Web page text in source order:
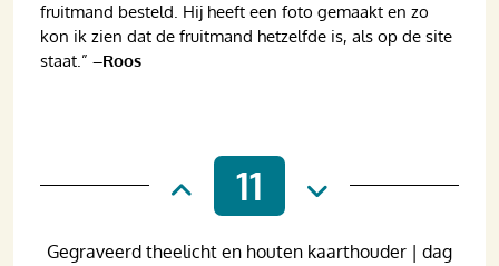
fruitmand besteld. Hij heeft een foto gemaakt en zo
kon ik zien dat de fruitmand hetzelfde is, als op de site
staat.” –Roos
11
Gegraveerd theelicht en houten kaarthouder | dag